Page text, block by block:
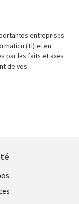
entreprises
(TI) et en
par les faits et axés
de vos